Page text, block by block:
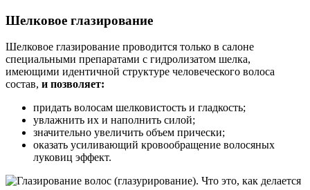
Шелковое глазирование
Шелковое глазирование проводится только в салоне
специальными препаратами с гидролизатом шелка,
имеющими идентичной структуре человеческого волоса
состав, и позволяет:
придать волосам шелковистость и гладкость;
увлажнить их и наполнить силой;
значительно увеличить объем прически;
оказать усиливающий кровообращение волосяных
луковиц эффект.